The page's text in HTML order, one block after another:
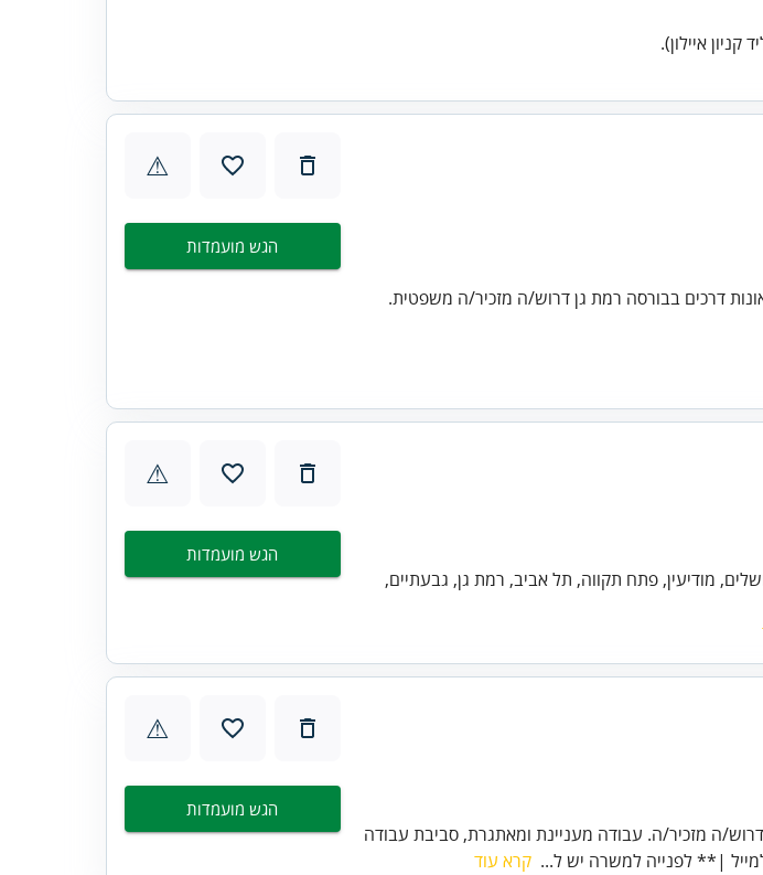
דרכים בבורסה רמת גן דרוש/ה מזכיר/ה משפטית.
⚠
הגש מועמדות
מודיעין, פתח תקווה, תל אביב, רמת גן, גבעתיים,
⚠
הגש מועמדות
במגדל בסר 2 בני ברק דרוש/ה מזכיר/ה. עבודה מעניינת ומאתגרת, סביבת עבודה
|** לפנייה למשרה יש ל... קרא עוד
⚠
הגש מועמדות